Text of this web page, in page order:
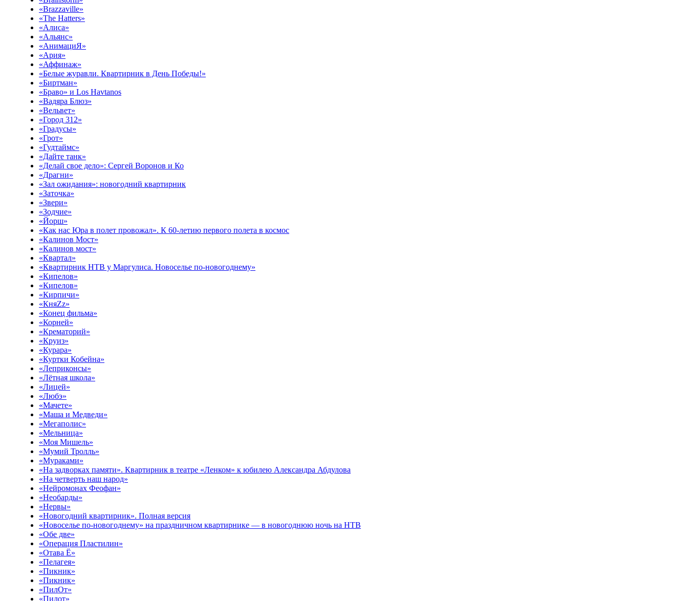
«Brazzaville»
«The Hatters»
«Алиса»
«Альянс»
«АнимациЯ»
«Ария»
«Аффинаж»
«Белые журавли. Квартирник в День Победы!»
«Биртман»
«Браво» и Los Havtanos
«Вадяра Блюз»
«Вельвет»
«Город 312»
«Градусы»
«Грот»
«Гудтаймс»
«Дайте танк»
«Делай свое дело»: Сергей Воронов и Ко
«Драгни»
«Зал ожидания»: новогодний квартирник
«Заточка»
«Звери»
«Зодчие»
«Йорш»
«Как нас Юра в полет провожал». К 60-летию первого полета в космос
«Калинов Мост»
«Калинов мост»
«Квартал»
«Квартирник НТВ у Маргулиса. Новоселье по-новогоднему»
«Кипелов»
«Кипелов»
«Кирпичи»
«КняZz»
«Конец фильма»
«Корней»
«Крематорий»
«Круиз»
«Курара»
«Куртки Кобейна»
«Леприконсы»
«Лётная школа»
«Лицей»
«Любэ»
«Мачете»
«Маша и Медведи»
«Мегаполис»
«Мельница»
«Моя Мишель»
«Мумий Тролль»
«Мураками»
«На задворках памяти». Квартирник в театре «Ленком» к юбилею Александра Абдулова
«На четверть наш народ»
«Нейромонах Феофан»
«Необарды»
«Нервы»
«Новогодний квартирник». Полная версия
«Новоселье по-новогоднему» на праздничном квартирнике — в новогоднюю ночь на НТВ
«Обе две»
«Операция Пластилин»
«Отава Ё»
«Пелагея»
«Пикник»
«Пикник»
«ПилОт»
«Пилот»